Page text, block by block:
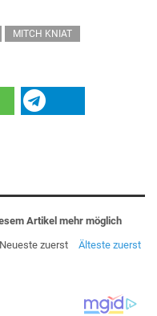
MITCH KNIAT
Artikel mehr möglich
Neueste zuerst
Älteste zuerst